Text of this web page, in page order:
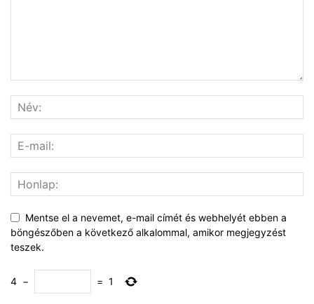
Mentse el a nevemet, e-mail címét és webhelyét ebben a
böngészőben a következő alkalommal, amikor megjegyzést
teszek.
4 − = 1